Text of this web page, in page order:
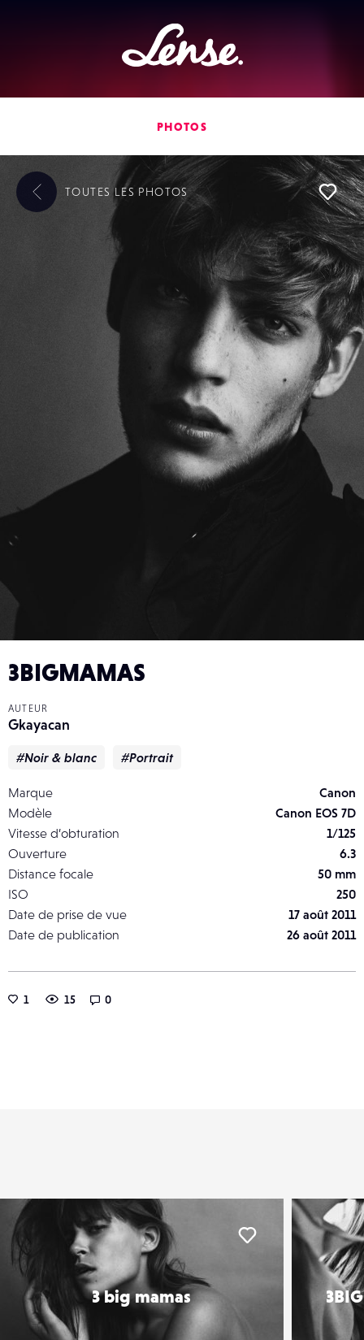
Lense
PHOTOS
3BIGMAMAS
AUTEUR
Gkayacan
#Noir & blanc #Portrait
Marque
Canon
Modèle
Canon EOS 7D
Vitesse d’obturation
1/125
Ouverture
6.3
Distance focale
50 mm
ISO
250
Date de prise de vue
17 août 2011
Date de publication
26 août 2011
1 15 0
TOUTES LES PHOTOS
3 big mamas